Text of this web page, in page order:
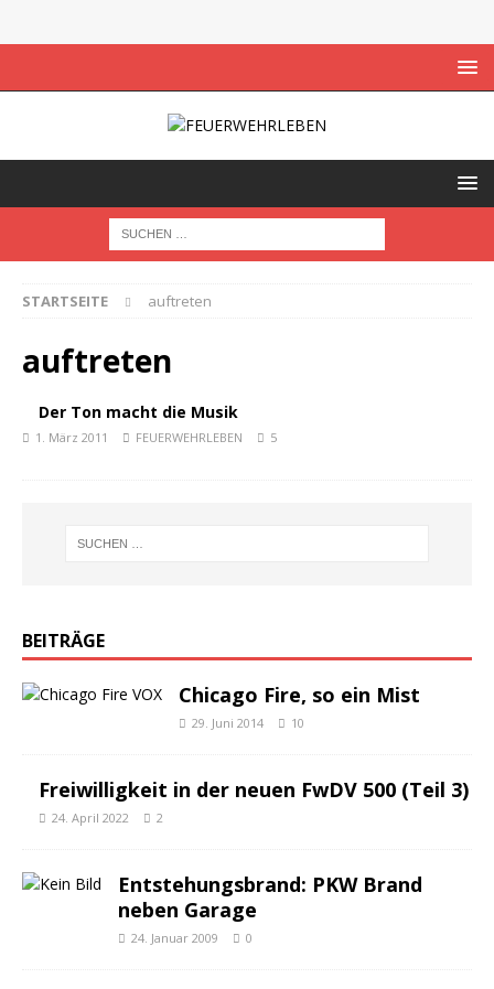
STARTSEITE auftreten
auftreten
Der Ton macht die Musik
1. März 2011 FEUERWEHRLEBEN 5
BEITRÄGE
Chicago Fire, so ein Mist
29. Juni 2014 10
Freiwilligkeit in der neuen FwDV 500 (Teil 3)
24. April 2022 2
Entstehungsbrand: PKW Brand
neben Garage
24. Januar 2009 0